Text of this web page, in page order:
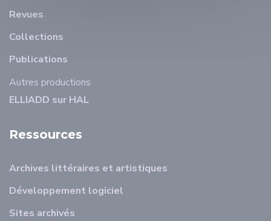
Revues
Collections
Publications
Autres productions
ELLIADD sur HAL
Ressources
Archives littéraires et artistiques
Développement logiciel
Sites archivés